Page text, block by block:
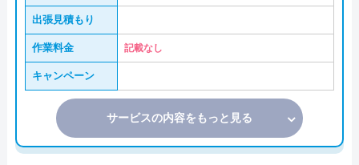
出張見積もり
作業料金 記載なし
キャンペーン
サービスの内容をもっと見る